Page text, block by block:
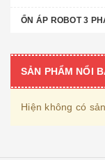
ỔN ÁP ROBOT 3
SẢN PHẨM NỔI
Hiện không có